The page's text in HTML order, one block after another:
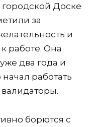
городской Доске
за
и
работе. Она
два года и
работать
валидаторы.
борются с